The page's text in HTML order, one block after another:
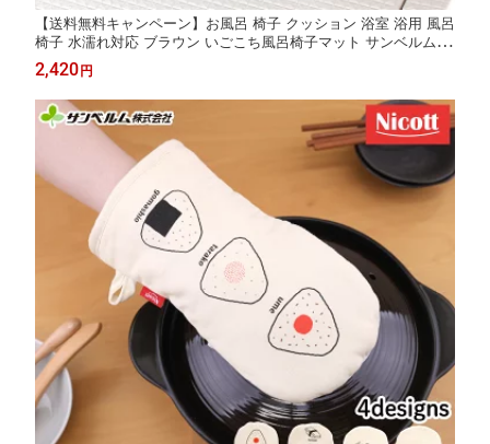
【送料無料キャンペーン】お風呂 椅子 クッション 浴室 浴用 風呂
椅子 水濡れ対応 ブラウン いごこち風呂椅子マット サンベルム(s
anbelm)
2,420 円